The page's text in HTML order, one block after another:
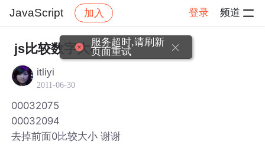
JavaScript 加入 登录 频道
社区 JavaScript 帖子详情
js比较数字大小
itliyi
2011-06-30
00032075
00032094
去掉前面0比较大小 谢谢
服务超时,请刷新
页面重试